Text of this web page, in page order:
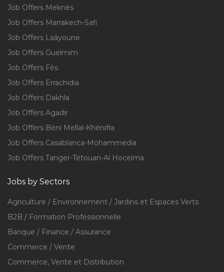
Job Offers Meknès
Job Offers Marrakech-Safi
Job Offers Laâyoune
Job Offers Guelmim
Job Offers Fès
Job Offers Errachidia
Job Offers Dakhla
Job Offers Agadir
Job Offers Béni Mellal-Khénifra
Job Offers Casablanca-Mohammedia
Job Offers Tanger-Tétouan-Al Hoceïma
Jobs by Sectors
Agriculture / Environnement / Jardins et Espaces Verts
B2B / Formation Professionnelle
Banque / Finance / Assurance
Commerce / Vente
Commerce, Vente et Distribution